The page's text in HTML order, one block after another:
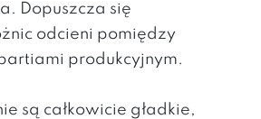
Dopuszcza się
odcieni pomiędzy
produkcyjnym.
są całkowicie gładkie,